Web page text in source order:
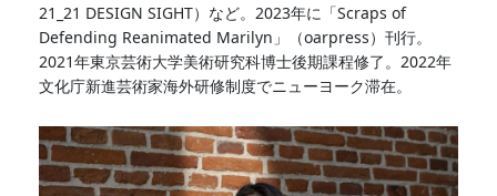
21_21 DESIGN SIGHT）など。2023年に「Scraps of
Defending Reanimated Marilyn」（oarpress）刊行。
2021年東京芸術大学美術研究科博士後期課程修了。2022年
文化庁新進芸術家海外研修制度でニューヨーク滞在。